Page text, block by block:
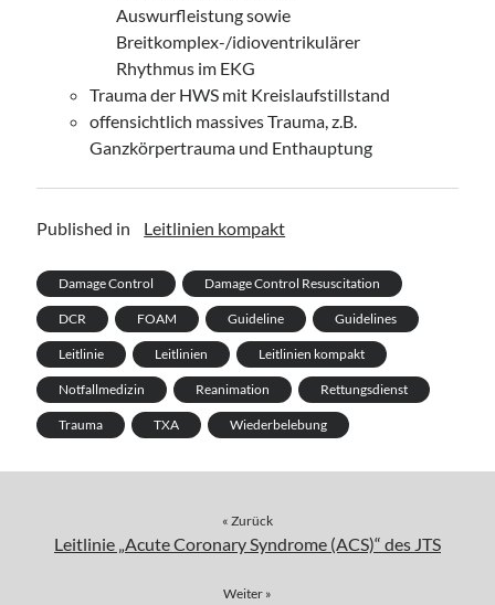
Auswurfleistung sowie
Breitkomplex-/idioventrikulärer
Rhythmus im EKG
Trauma der HWS mit Kreislaufstillstand
offensichtlich massives Trauma, z.B.
Ganzkörpertrauma und Enthauptung
Published in Leitlinien kompakt
Damage Control Damage Control Resuscitation
DCR FOAM Guideline Guidelines
Leitlinie Leitlinien Leitlinien kompakt
Notfallmedizin Reanimation Rettungsdienst
Trauma TXA Wiederbelebung
« Zurück
Leitlinie „Acute Coronary Syndrome (ACS)“ des JTS
Weiter »